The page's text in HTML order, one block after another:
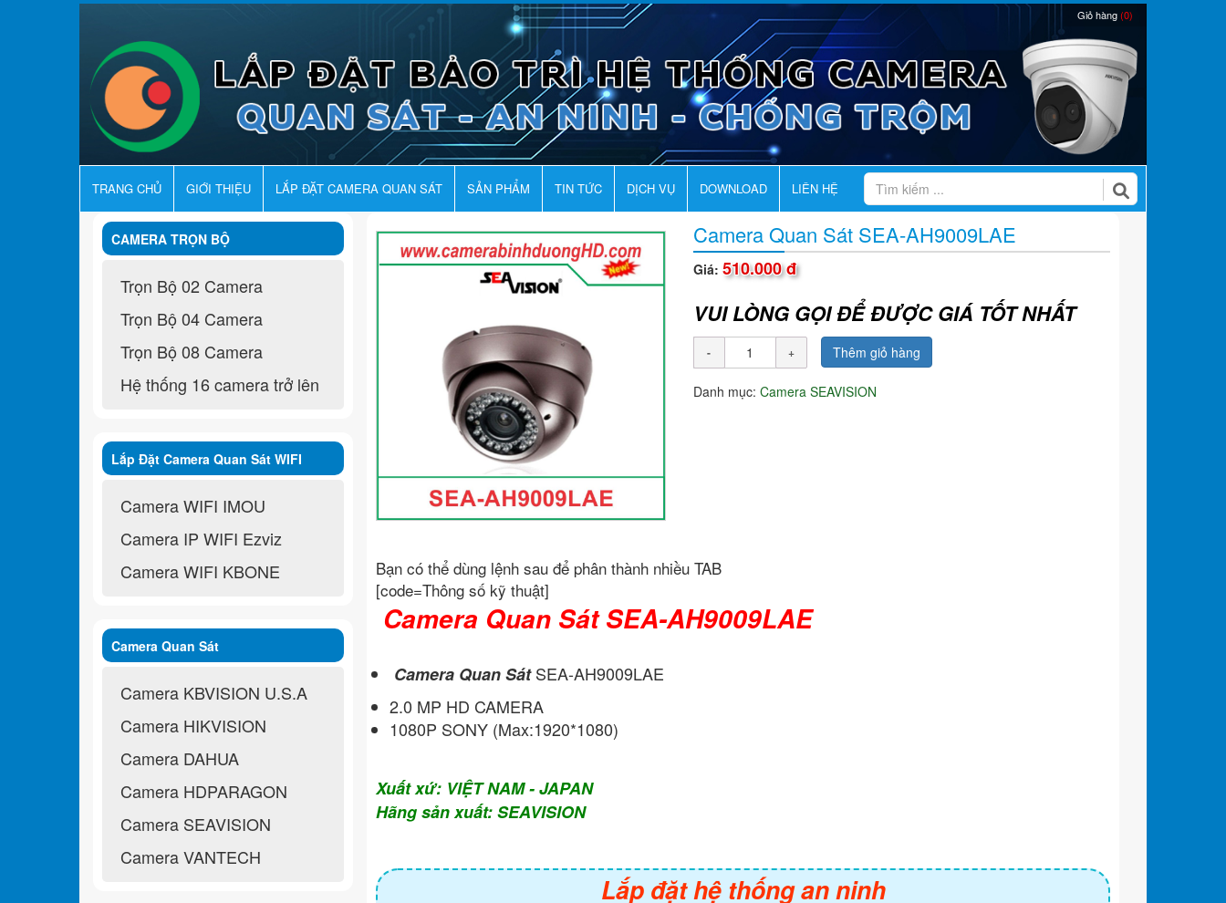
Giỏ hàng(0)
TRANG CHỦ GIỚI THIỆU LẮP ĐẶT CAMERA QUAN SÁT SẢN PHẨM TIN TỨC DỊCH VỤ DOWNLOAD LIÊN HỆ
Camera Quan Sát SEA-AH9009LAE
Giá: 510.000 đ
VUI LÒNG GỌI ĐỂ ĐƯỢC GIÁ TỐT NHẤT
Thêm giỏ hàng
Danh mục: Camera SEAVISION
Bạn có thể dùng lệnh sau để phân thành nhiều TAB
[code=Thông số kỹ thuật]
Camera Quan Sát SEA-AH9009LAE
Camera Quan SátSEA-AH9009LAE
2.0 MP HD CAMERA
1080P SONY (Max:1920*1080)
Xuất xứ: VIỆT NAM - JAPAN
Hãng sản xuất: SEAVISION
Lắp đặt hệ thống an ninh
CAMERA TRỌN BỘ
Trọn Bộ 02 Camera
Trọn Bộ 04 Camera
Trọn Bộ 08 Camera
Hệ thống 16 camera trở lên
Lắp Đặt Camera Quan Sát WIFI
Không Dây
Camera WIFI IMOU
Camera IP WIFI Ezviz
Camera WIFI KBONE
Camera Quan Sát
Camera KBVISION U.S.A
Camera HIKVISION
Camera DAHUA
Camera HDPARAGON
Camera SEAVISION
Camera VANTECH